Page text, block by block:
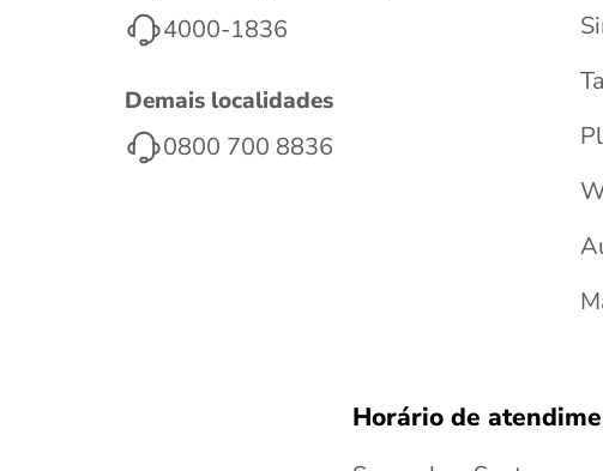
4000-1836
Demais localidades
0800 700 8836
Horário de